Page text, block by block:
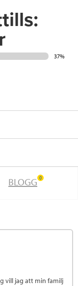
37%
BLOGG 0
vill jag att min familj